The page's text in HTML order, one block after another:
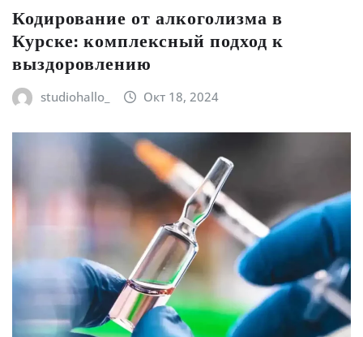
Кодирование от алкоголизма в
Курске: комплексный подход к
выздоровлению
studiohallo_ Окт 18, 2024